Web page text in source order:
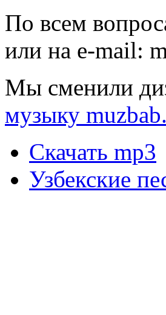
По всем
или на e-mail:
Мы сменили
музыку
Скачать mp3
Узбекские